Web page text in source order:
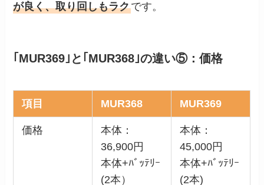
が良く、取り回しもラクです。
｢MUR369｣と｢MUR368｣の違い⑤：価格
項目 MUR368 MUR369
価格
本体：
36,900円
本体+ﾊﾞｯﾃﾘｰ
(2本）
本体：
45,000円
本体+ﾊﾞｯﾃﾘｰ
(2本)